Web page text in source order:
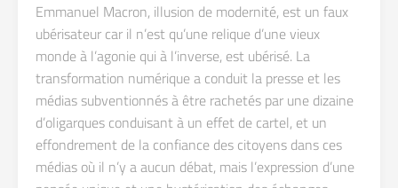
Emmanuel Macron, illusion de modernité, est un faux
ubérisateur car il n’est qu’une relique d’une vieux
monde à l’agonie qui à l’inverse, est ubérisé. La
transformation numérique a conduit la presse et les
médias subventionnés à être rachetés par une dizaine
d’oligarques conduisant à un effet de cartel, et un
effondrement de la confiance des citoyens dans ces
médias où il n’y a aucun débat, mais l’expression d’une